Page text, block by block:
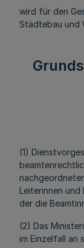
wird für den
Städtebau und
(1)
Leiterinnen und
der die
(2) Das
im Einzelfall an